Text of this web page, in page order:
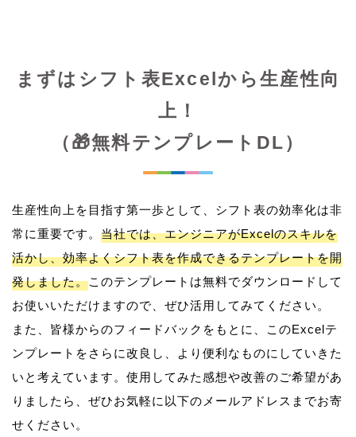
まずはシフト表Excelから生産性向
上！
（🎁無料テンプレートDL）
生産性向上を目指す第一歩として、シフト表の効率化は非
常に重要です。 当社では、エンジニアがExcelのスキルを
活かし、効率よくシフト表を作成できるテンプレートを開
発しました。このテンプレートは無料でダウンロードして
お使いいただけますので、ぜひ活用してみてください。
また、皆様からのフィードバックをもとに、このExcelテ
ンプレートをさらに改良し、より便利なものにしていきた
いと考えています。使用してみた感想や改善のご希望があ
りましたら、ぜひお気軽に以下のメールアドレスまでお寄
せください。